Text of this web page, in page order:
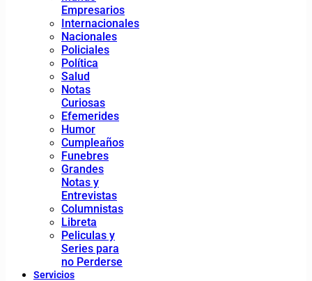
Empresarios
Internacionales
Nacionales
Policiales
Política
Salud
Notas
Curiosas
Efemerides
Humor
Cumpleaños
Funebres
Grandes
Notas y
Entrevistas
Columnistas
Libreta
Peliculas y
Series para
no Perderse
Servicios